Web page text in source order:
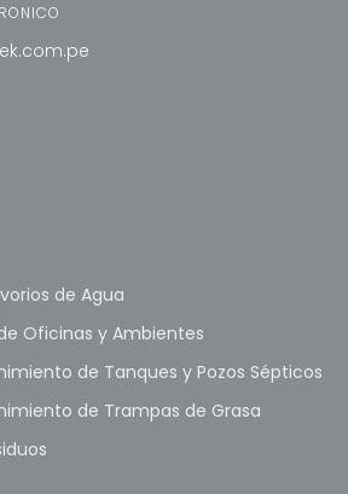
de Agua
Oficinas y Ambientes
de Tanques y Pozos Sépticos
de Trampas de Grasa